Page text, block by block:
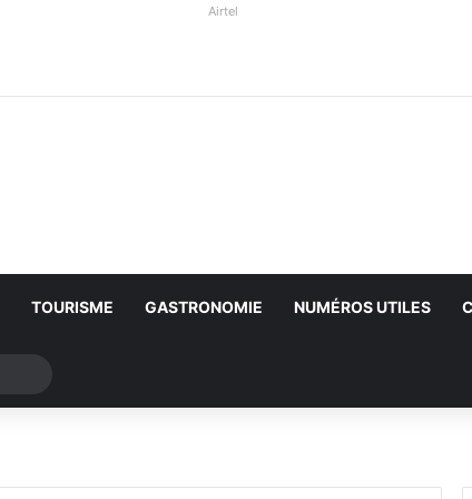
Airtel
TOURISME GASTRONOMIE NUMÉROS UTILES